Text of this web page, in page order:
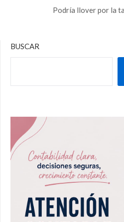
Podría llover por la
BUSCAR